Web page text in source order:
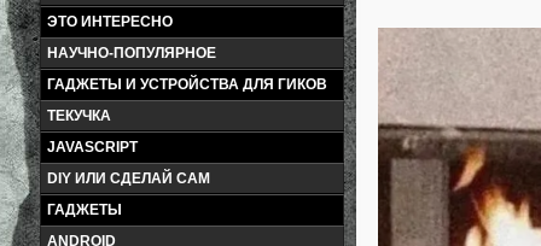
ЭТО ИНТЕРЕСНО
НАУЧНО-ПОПУЛЯРНОЕ
ГАДЖЕТЫ И УСТРОЙСТВА ДЛЯ ГИКОВ
ТЕКУЧКА
JAVASCRIPT
DIY ИЛИ СДЕЛАЙ САМ
ГАДЖЕТЫ
ANDROID